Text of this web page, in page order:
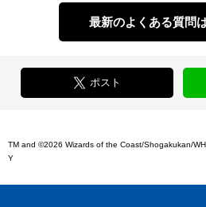
最新のよくある質問
ポスト
TM and ©2026 Wizards of the Coast/Shogakukan/
Y